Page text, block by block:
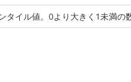
タイル値。0より大きく1未満の